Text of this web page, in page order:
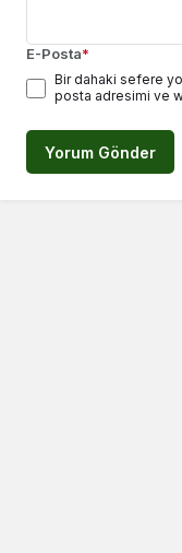
E-Posta*
Bir dahaki sefere
posta adresimi ve
Yorum Gönder